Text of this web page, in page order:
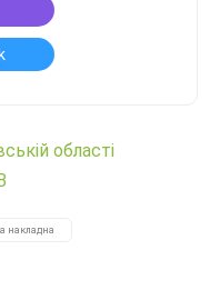
області
накладна